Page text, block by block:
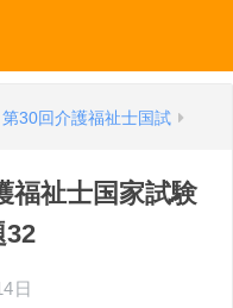
第30回介護福祉士国試
福祉士国家試験
32
日